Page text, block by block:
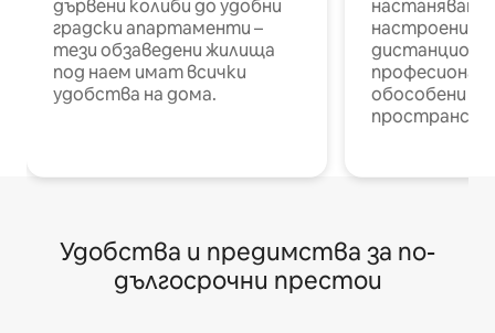
дървени колиби до удобни
градски апартаменти –
тези обзаведени жилища
под наем имат всички
удобства на дома.
настаняване
настроени и
обособени
Удобства и предимства за по-
дългосрочни престои